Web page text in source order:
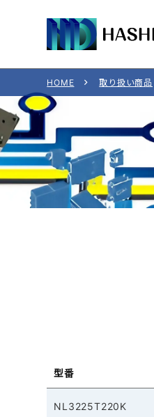
HOME 取り扱い商品
型番
NL3225T220K